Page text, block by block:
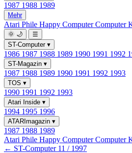
1987 1988 1989
Mehr
Atari Phile Happy ComputerComputer
🌞 🌙
☰
ST-Computer ▾
1986 1987 1988 1989 1990 1991 1992
ST-Magazin ▾
1987 1988 1989 1990 1991 1992 1993
TOS ▾
1990 1991 1992 1993
Atari Inside ▾
1994 1995 1996
ATARImagazin ▾
1987 1988 1989
Atari Phile Happy ComputerComputer
← ST-Computer 11 / 1997